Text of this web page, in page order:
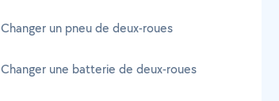
Changer un pneu de deux-roues
Changer une batterie de deux-roues